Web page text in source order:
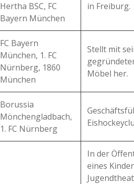
Hertha BSC, FC
Bayern München
in Freiburg.
FC Bayern
München, 1. FC
Nürnberg, 1860
München
Stellt mit
Möbel her.
Borussia
Mönchengladbach,
1. FC Nürnberg
In der
eines